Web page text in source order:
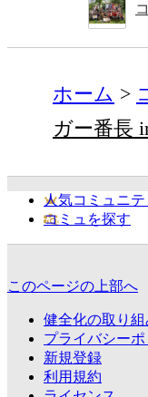
ホーム
ガー番長
人気コミュニテ
コミュを探す
このページの上部へ
健全化の取り組
プライバシー
新規登録
利用規約